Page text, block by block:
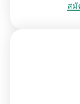
ExpressVPN สำ
ลอง VPN บราซิล
สมั